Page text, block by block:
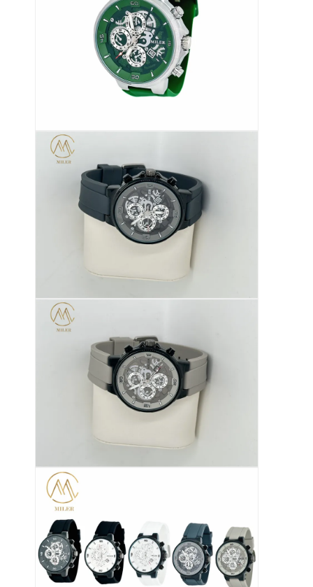
Часы мужского кварца
Кварцевые световые часы
Цифровые спортивные часы
Детские наручные часы
Части для часов
Запчасти для ремней часов